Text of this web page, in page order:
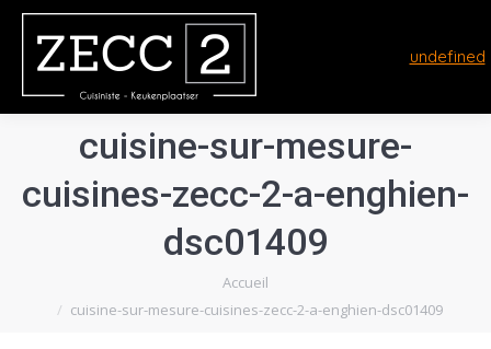
undefined
cuisine-sur-mesure-
cuisines-zecc-2-a-enghien-
dsc01409
Accueil
cuisine-sur-mesure-cuisines-zecc-2-a-enghien-dsc01409